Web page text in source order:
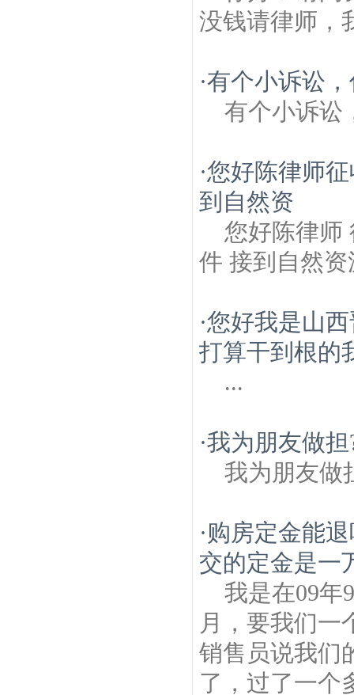
没钱请律师，
·有个小诉讼
有个小诉讼
·您好陈律师
到自然资
您好陈律师
件 接到自然
·您好我是山
打算干到根的
...
·我为朋友做
我为朋友做
·购房定金能
交的定金是一
我是在09年
月，要我们一
销售员说我们
了，过了一个